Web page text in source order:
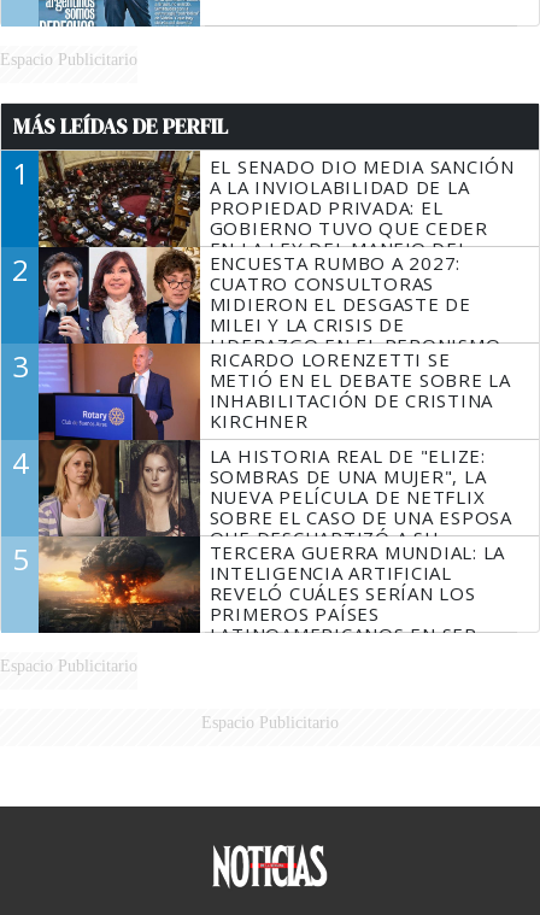
Espacio Publicitario
MÁS LEÍDAS DE PERFIL
1
EL SENADO DIO MEDIA SANCIÓN
A LA INVIOLABILIDAD DE LA
PROPIEDAD PRIVADA: EL
GOBIERNO TUVO QUE CEDER
EN LA LEY DEL MANEJO DEL
FUEGO
2
ENCUESTA RUMBO A 2027:
CUATRO CONSULTORAS
MIDIERON EL DESGASTE DE
MILEI Y LA CRISIS DE
LIDERAZGO EN EL PERONISMO
3
RICARDO LORENZETTI SE
METIÓ EN EL DEBATE SOBRE LA
INHABILITACIÓN DE CRISTINA
KIRCHNER
4
LA HISTORIA REAL DE "ELIZE:
SOMBRAS DE UNA MUJER", LA
NUEVA PELÍCULA DE NETFLIX
SOBRE EL CASO DE UNA ESPOSA
QUE DESCUARTIZÓ A SU
MARIDO
5
TERCERA GUERRA MUNDIAL: LA
INTELIGENCIA ARTIFICIAL
REVELÓ CUÁLES SERÍAN LOS
PRIMEROS PAÍSES
LATINOAMERICANOS EN SER
Espacio Publicitario
Espacio Publicitario